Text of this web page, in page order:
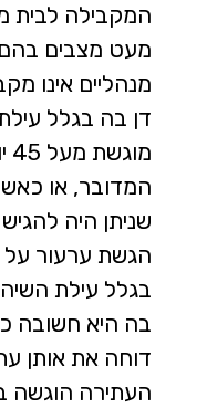
המקבילה לבית
מעט מצבים בהם
מנהליים אינו
דן בה בגלל
המדובר, או
שניתן היה
הגשת ערעור
בגלל עילת
בה היא חשובה
דוחה את אותן
העתירה הוגשה